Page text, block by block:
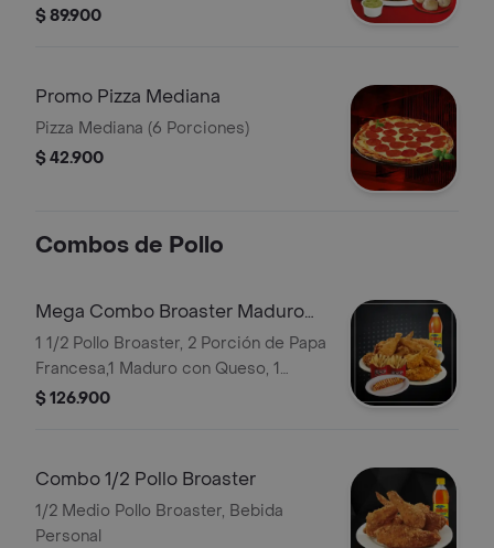
Postobón
$ 89.900
Promo Pizza Mediana
Pizza Mediana (6 Porciones)
$ 42.900
Combos de Pollo
Mega Combo Broaster Maduro
Acompañado
1 1/2 Pollo Broaster, 2 Porción de Papa
Francesa,1 Maduro con Queso, 1
Bebida 1.5 Postobón
$ 126.900
Combo 1/2 Pollo Broaster
1/2 Medio Pollo Broaster, Bebida
Personal